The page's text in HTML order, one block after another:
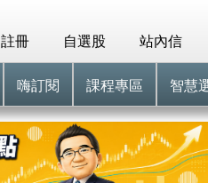
站內信
自選股
註冊
嗨訂閱 課程專區 智慧